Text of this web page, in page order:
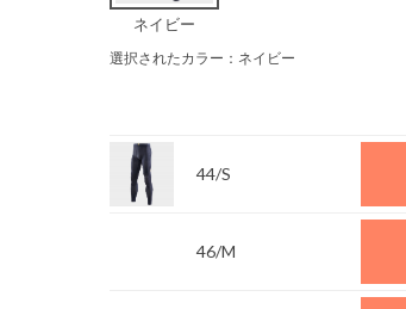
ネイビー
選択されたカラー：ネイビー
44/S
46/M